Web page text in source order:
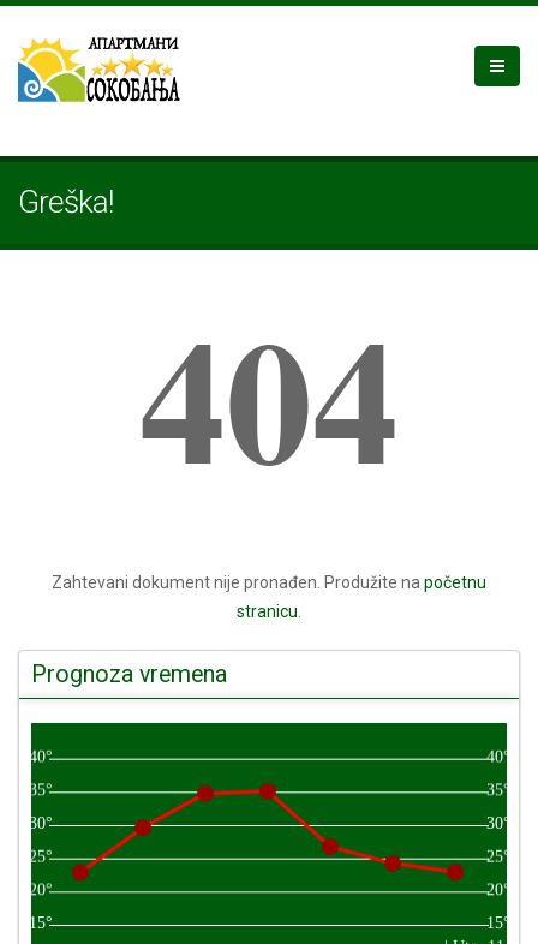
Greška!
404
Zahtevani dokument nije pronađen. Produžite na početnu
stranicu
Prognoza vremena